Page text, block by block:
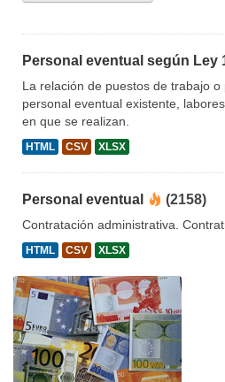
Personal eventual según Ley
La relación de puestos de trabajo
personal eventual existente,
en que se realizan.
HTML CSV XLSX
Personal eventual (2158)
Contratación administrativa.
HTML CSV XLSX